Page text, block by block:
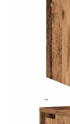
количката" и
вноски на
Добавете
количката" и
вноски на
Добавете
количката" и
вноски на